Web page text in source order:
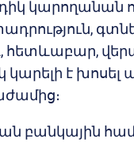
կարողանան
հետևաբար,
է խոսել
բանկային